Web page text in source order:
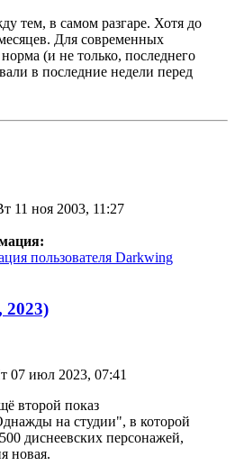
тем, в самом разгаре. Хотя до
Для современных
(и не только, последнего
в последние недели перед
11 ноя 2003, 11:27
пользователя Darkwing
2023)
07 июл 2023, 07:41
второй показ
на студии", в которой
диснеевских персонажей,
новая.